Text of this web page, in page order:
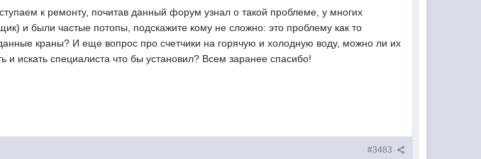
к ремонту, почитав данный форум узнал о такой проблеме, у многих
и были частые потопы, подскажите кому не сложно: это проблему как то
краны? И еще вопрос про счетчики на горячую и холодную воду, можно ли их
и искать специалиста что бы установил? Всем заранее спасибо!
#3483